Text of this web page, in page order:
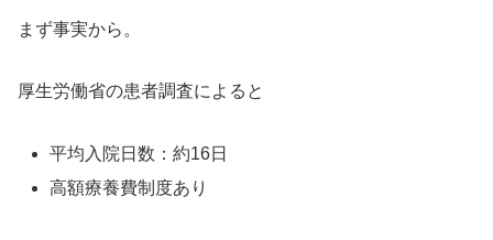
まず事実から。
厚生労働省の患者調査によると
平均入院日数：約16日
高額療養費制度あり